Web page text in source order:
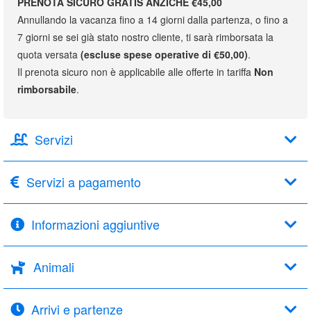
Annullando la vacanza fino a 14 giorni dalla partenza, o fino a
7 giorni se sei già stato nostro cliente, ti sarà rimborsata la
quota versata (escluse spese operative di €50,00).
Il prenota sicuro non è applicabile alle offerte in tariffa Non
rimborsabile.
Servizi
Servizi a pagamento
Informazioni aggiuntive
Animali
Arrivi e partenze